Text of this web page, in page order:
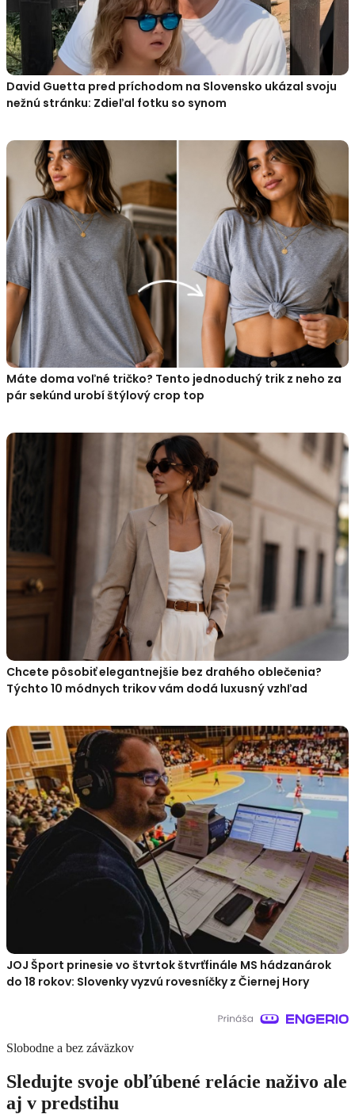
David Guetta pred príchodom na Slovensko ukázal svoju
nežnú stránku: Zdieľal fotku so synom
Máte doma voľné tričko? Tento jednoduchý trik z neho za
pár sekúnd urobí štýlový crop top
Chcete pôsobiť elegantnejšie bez drahého oblečenia?
Týchto 10 módnych trikov vám dodá luxusný vzhľad
JOJ Šport prinesie vo štvrtok štvrťfinále MS hádzanárok
do 18 rokov: Slovenky vyzvú rovesníčky z Čiernej Hory
Slobodne a bez záväzkov
Sledujte svoje obľúbené relácie naživo ale
aj v predstihu